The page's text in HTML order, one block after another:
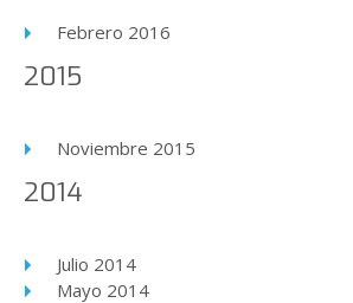
Febrero 2016
2015
Noviembre 2015
2014
Julio 2014
Mayo 2014